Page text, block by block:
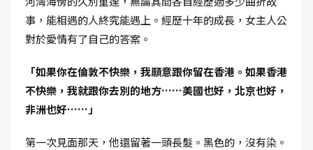
事，能相遇的人終究能遇上。經歷十年的成長，女主人公
對於愛情有了自己的答案。
「如果你在倫敦不快樂，我願意跟你留在香港。如果香港
不快樂，我就跟你去別的地方……美國也好，北京也好，
非洲也好……」
第一次見面那天，他還留著一頭長髮。黑色的，沒有染。